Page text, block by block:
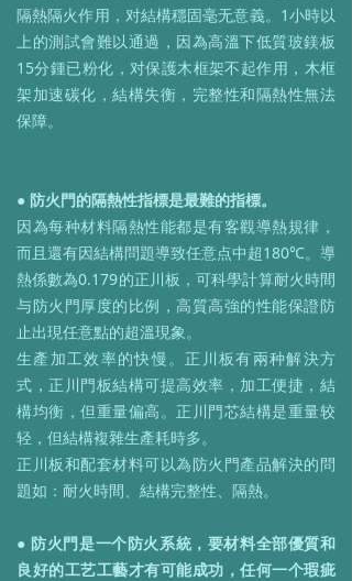
隔熱隔火作用，对結構穩固毫无意義。1小時以
上的測試會難以通過，因為高溫下低質玻鎂板
15分鍾已粉化，对保護木框架不起作用，木框
架加速碳化，結構失衡，完整性和隔熱性無法
保障。
● 防火門的隔熱性指標是最難的指標。
因為每种材料隔熱性能都是有客觀導熱規律，
而且還有因結構問題導致任意点中超180℃。導
熱係數為0.179的正川板，可科學計算耐火時間
与防火門厚度的比例，高質高強的性能保證防
止出現任意點的超溫現象。
生產加工效率的快慢。正川板有兩种解決方
式，正川門板結構可提高效率，加工便捷，結
構均衡，但重量偏高。正川門芯結構是重量较
轻，但結構複雜生產耗時多。
正川板和配套材料可以為防火門產品解決的問
題如：耐火時間、結構完整性、隔熱。
● 防火門是一个防火系統，要材料全部優質和
良好的工艺工藝才有可能成功，任何一个瑕疵